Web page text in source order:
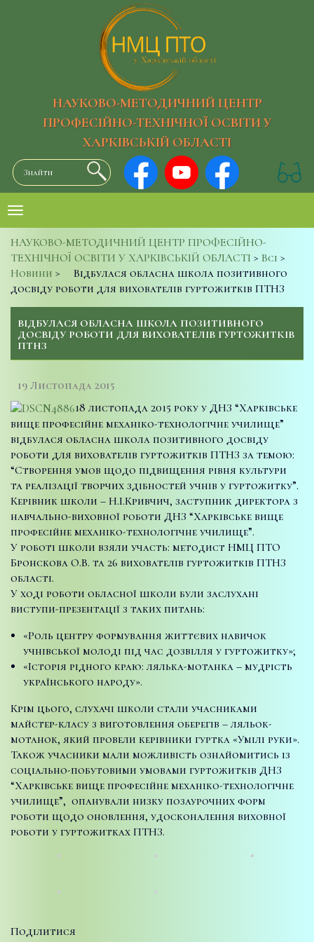
НАУКОВО-МЕТОДИЧНИЙ ЦЕНТР
ПРОФЕСІЙНО-ТЕХНІЧНОЇ ОСВІТИ У
ХАРКІВСЬКІЙ ОБЛАСТІ
НАУКОВО-МЕТОДИЧНИЙ ЦЕНТР ПРОФЕСІЙНО-
ТЕХНІЧНОЇ ОСВІТИ У ХАРКІВСЬКІЙ ОБЛАСТІ > Всі >
Новини >
Відбулася обласна школа позитивного
досвіду роботи для вихователів гуртожитків ПТНЗ
ВІДБУЛАСЯ ОБЛАСНА ШКОЛА ПОЗИТИВНОГО
ДОСВІДУ РОБОТИ ДЛЯ ВИХОВАТЕЛІВ ГУРТОЖИТКІВ
ПТНЗ
19 Листопада 2015
18 листопада 2015 року у ДНЗ “Харківське
вище професійне механіко-технологічне училище”
відбулася обласна школа позитивного досвіду
роботи для вихователів гуртожитків ПТНЗ за темою:
“Створення умов щодо підвищення рівня культури
та реалізації творчих здібностей учнів у гуртожитку”.
Керівник школи – Н.І.Кривчич, заступник директора з
навчально-виховної роботи ДНЗ “Харківське вище
професійне механіко-технологічне училище”.
У роботі школи взяли участь: методист НМЦ ПТО
Бронскова О.В. та 26 вихователів гуртожитків ПТНЗ
області.
У ході роботи обласної школи були заслухані
виступи-презентації з таких питань:
«Роль центру формування життєвих навичок
учнівської молоді під час дозвілля у гуртожитку»;
«Історія рідного краю: лялька-мотанка – мудрість
українського народу».
Крім цього, слухачі школи стали учасниками
майстер-класу з виготовлення оберегів – ляльок-
мотанок, який провели керівники гуртка «Умілі руки».
Також учасники мали можливість ознайомитись із
соціально-побутовими умовами гуртожитків ДНЗ
“Харківське вище професійне механіко-технологічне
училище”, опанували низку позаурочних форм
роботи щодо оновлення, удосконалення виховної
роботи у гуртожитках ПТНЗ.
Поділитися